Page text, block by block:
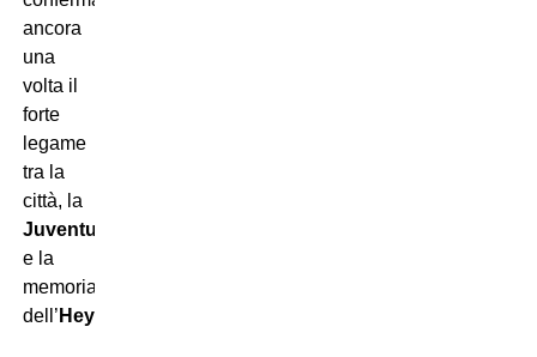
ancora
una
volta il
forte
legame
tra la
città, la
Juventus
e la
memoria
dell’ Heysel